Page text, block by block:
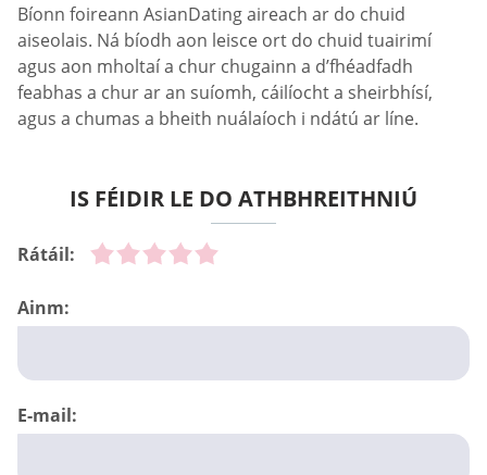
Bíonn foireann AsianDating aireach ar do chuid
aiseolais. Ná bíodh aon leisce ort do chuid tuairimí
agus aon mholtaí a chur chugainn a d’fhéadfadh
feabhas a chur ar an suíomh, cáilíocht a sheirbhísí,
agus a chumas a bheith nuálaíoch i ndátú ar líne.
IS FÉIDIR LE DO ATHBHREITHNIÚ
Rátáil:
Ainm:
E-mail: